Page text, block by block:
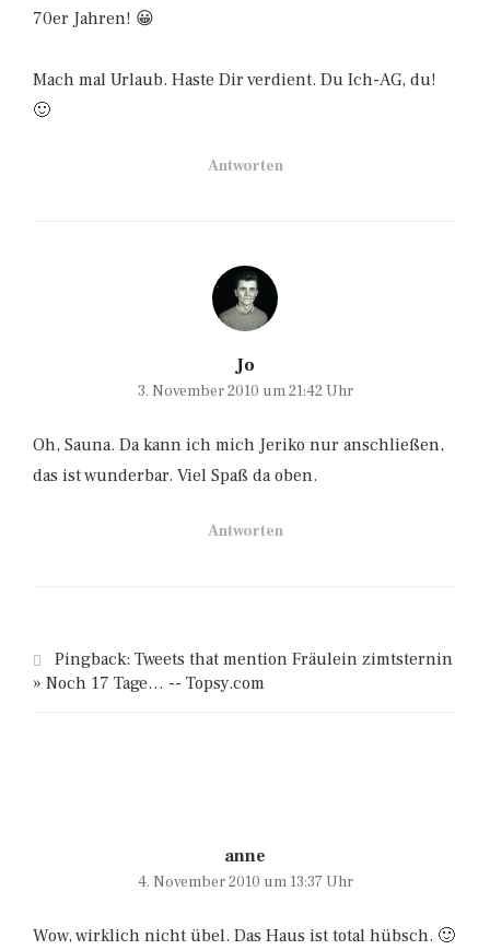
70er Jahren! 😀
Mach mal Urlaub. Haste Dir verdient. Du Ich-AG, du!
🙂
Antworten
Jo
3. November 2010 um 21:42 Uhr
Oh, Sauna. Da kann ich mich Jeriko nur anschließen,
das ist wunderbar. Viel Spaß da oben.
Antworten
Pingback: Tweets that mention Fräulein zimtsternin
» Noch 17 Tage… -- Topsy.com
anne
4. November 2010 um 13:37 Uhr
Wow, wirklich nicht übel. Das Haus ist total hübsch. 🙂